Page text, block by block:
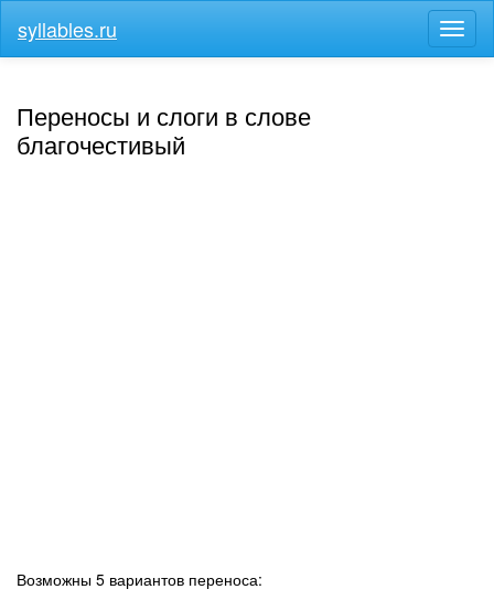
меню
syllables.ru
Переносы и слоги в слове
благочестивый
Возможны 5 вариантов переноса: